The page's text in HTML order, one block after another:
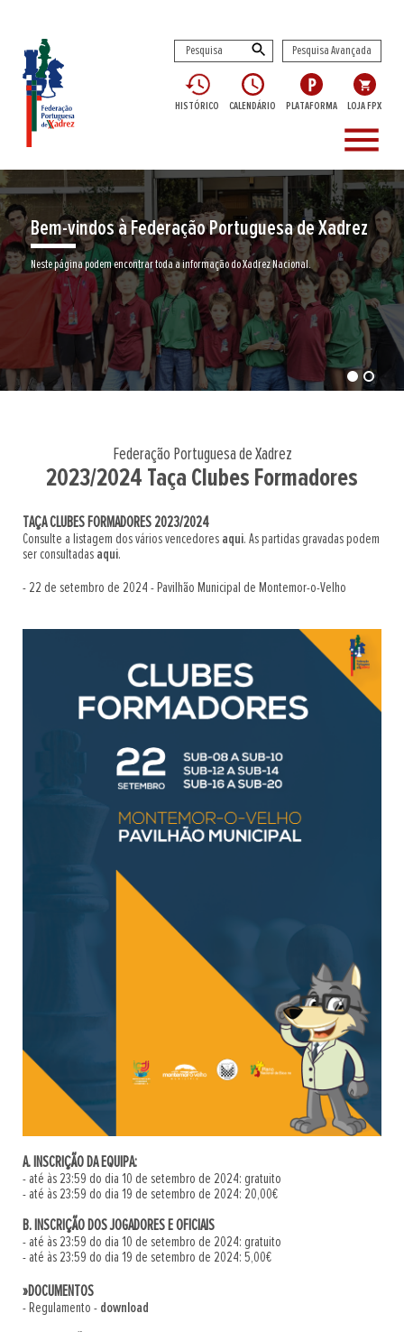
Pesquisa Avançada
HISTÓRICO CALENDÁRIO PLATAFORMA LOJA FPX
menu
Bem-vindos à Federação Portuguesa de Xadrez
Neste página podem encontrar toda a informação do Xadrez Nacional.
Federação Portuguesa de Xadrez
2023/2024 Taça Clubes Formadores
TAÇA CLUBES FORMADORES 2023/2024
Consulte a listagem dos vários vencedores aqui. As partidas gravadas podem
ser consultadas aqui.
- 22 de setembro de 2024 - Pavilhão Municipal de Montemor-o-Velho
A. INSCRIÇÃO DA EQUIPA:
- até às 23:59 do dia 10 de setembro de 2024: gratuito
- até às 23:59 do dia 19 de setembro de 2024: 20,00€
B. INSCRIÇÃO DOS JOGADORES E OFICIAIS
- até às 23:59 do dia 10 de setembro de 2024: gratuito
- até às 23:59 do dia 19 de setembro de 2024: 5,00€
»DOCUMENTOS
- Regulamento - download